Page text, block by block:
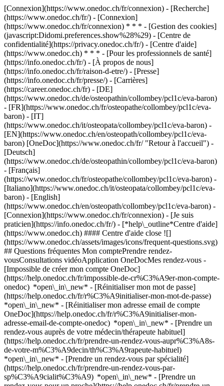
[Connexion](https://www.onedoc.ch/fr/connexion) - [Recherche]
(https://www.onedoc.ch/fr/) - [Connexion]
(https://www.onedoc.ch/fr/connexion) * * * - [Gestion des cookies]
(javascript:Didomi.preferences.show%28%29) - [Centre de
confidentialité](https://privacy.onedoc.ch/fr/) - [Centre d'aide]
(https://www.onedoc.ch) * * * - [Pour les professionnels de santé]
(https://info.onedoc.ch/fr/) - [À propos de nous]
(https://info.onedoc.ch/fr/raison-d-etre/) - [Presse]
(https://info.onedoc.ch/fr/presse/) - [Carrières]
(https://career.onedoc.ch/fr) - [DE]
(https://www.onedoc.ch/de/osteopathin/collombey/pcl1c/eva-baron)
- [FR](https://www.onedoc.ch/fr/osteopathe/collombey/pcl1c/eva-
baron) - [IT]
(https://www.onedoc.ch/it/osteopata/collombey/pcl1c/eva-baron) -
[EN](https://www.onedoc.ch/en/osteopath/collombey/pcl1c/eva-
baron) [OneDoc](https://www.onedoc.ch/fr/ "Retour à l'accueil") -
[Deutsch]
(https://www.onedoc.ch/de/osteopathin/collombey/pcl1c/eva-baron)
- [Français]
(https://www.onedoc.ch/fr/osteopathe/collombey/pcl1c/eva-baron) -
[Italiano](https://www.onedoc.ch/it/osteopata/collombey/pcl1c/eva-
baron) - [English]
(https://www.onedoc.ch/en/osteopath/collombey/pcl1c/eva-baron) -
[Connexion](https://www.onedoc.ch/fr/connexion) - [Je suis
praticien](https://info.onedoc.ch/fr/) - [*help\_outline*Centre d'aide]
(https://www.onedoc.ch) #### Centre d'aide close ![]
(https://www.onedoc.ch/assets/images/icons/frequent-questions.svg)
## Questions fréquentes Mon comptePrendre rendez-
vousConsultations vidéoApplication OneDocMes rendez-vous -
[Impossible de créer mon compte OneDoc]
(https://help.onedoc.ch/fr/impossible-de-cr%C3%A9er-mon-compte-
onedoc) *open\_in\_new* - [Réinitialiser mon mot de passe]
(https://help.onedoc.ch/fr/r%C3%A9initialiser-mon-mot-de-passe)
*open\_in\_new* - [Réinitialiser mon adresse email de compte
OneDoc](https://help.onedoc.ch/fr/r%C3%A9initialiser-mon-
adresse-email-de-compte-onedoc) *open\_in\_new* - [Prendre un
rendez-vous auprès de votre médecin/thérapeute habituel]
(https://help.onedoc.ch/fr/prendre-un-rendez-vous-aupr%C3%A8s-
de-votre-m%C3%A9decin/th%C3%A9rapeute-habituel)
*open\_in\_new* - [Prendre un rendez-vous par spécialité]
(https://help.onedoc.ch/fr/prendre-un-rendez-vous-par-
sp%C3%A9cialit%C3%A9) *open\_in\_new* - [Prendre un